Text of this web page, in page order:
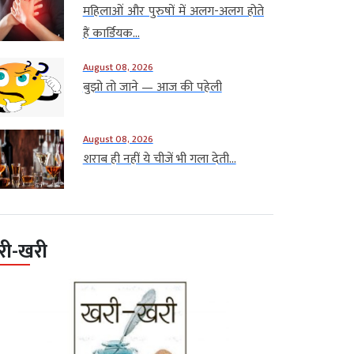
महिलाओं और पुरुषों में अलग-अलग होते
हैं कार्डियक...
August 08, 2026
बुझो तो जाने — आज की पहेली
August 08, 2026
शराब ही नहीं ये चीजें भी गला देती...
खरी